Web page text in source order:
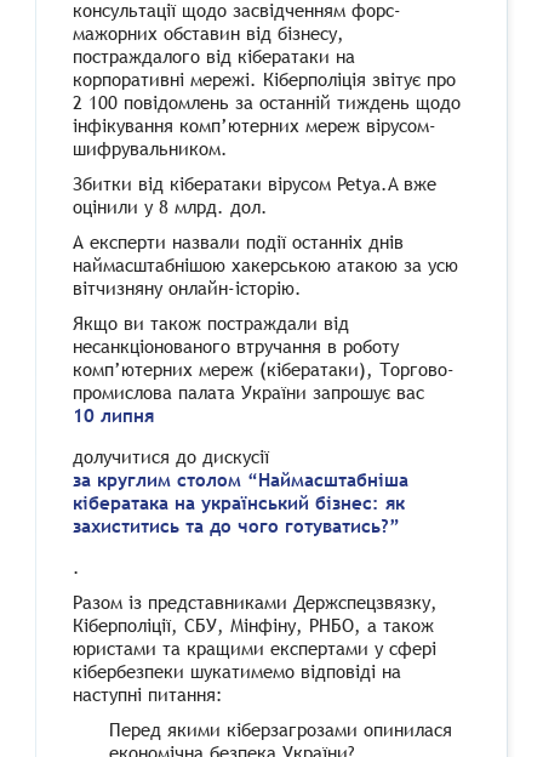
консультації щодо засвідченням форс-
мажорних обставин від бізнесу,
постраждалого від кібератаки на
корпоративні мережі. Кіберполіція звітує про
2 100 повідомлень за останній тиждень щодо
інфікування комп’ютерних мереж вірусом-
шифрувальником.
Збитки від кібератаки вірусом Petya.A вже
оцінили у 8 млрд. дол.
А експерти назвали події останніх днів
наймасштабнішою хакерською атакою за усю
вітчизняну онлайн-історію.
Якщо ви також постраждали від
несанкціонованого втручання в роботу
комп’ютерних мереж (кібератаки), Торгово-
промислова палата України запрошує вас
10 липня
долучитися до дискусії
за круглим столом “Наймасштабніша
кібератака на український бізнес: як
захиститись та до чого готуватись?”
.
Разом із представниками Держспецзвязку,
Кіберполіції, СБУ, Мінфіну, РНБО, а також
юристами та кращими експертами у сфері
кібербезпеки шукатимемо відповіді на
наступні питання:
Перед якими кіберзагрозами опинилася